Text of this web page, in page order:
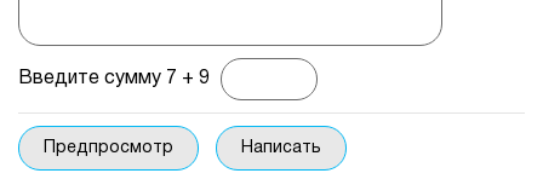
Введите сумму 7 + 9